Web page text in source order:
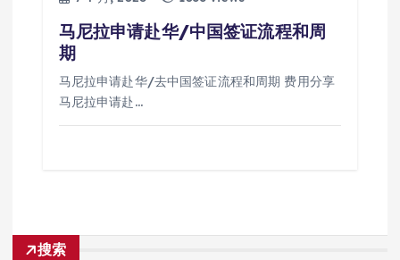
马尼拉申请赴华/中国签证流程和周
期
马尼拉申请赴华/去中国签证流程和周期 费用分享
马尼拉申请赴…
搜索